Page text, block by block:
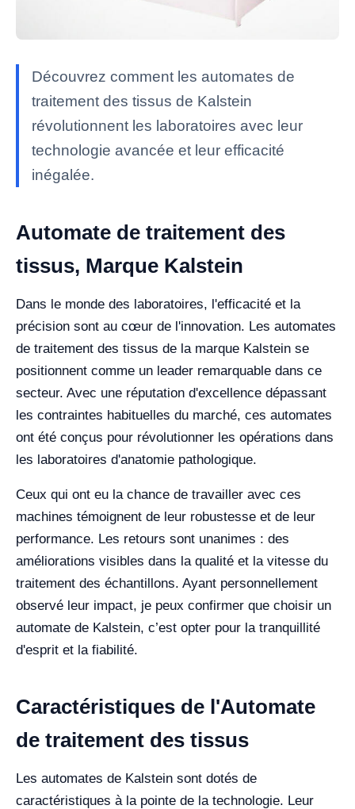
Découvrez comment les automates de
traitement des tissus de Kalstein
révolutionnent les laboratoires avec leur
technologie avancée et leur efficacité
inégalée.
Automate de traitement des
tissus, Marque Kalstein
Dans le monde des laboratoires, l'efficacité et la
précision sont au cœur de l'innovation. Les automates
de traitement des tissus de la marque Kalstein se
positionnent comme un leader remarquable dans ce
secteur. Avec une réputation d'excellence dépassant
les contraintes habituelles du marché, ces automates
ont été conçus pour révolutionner les opérations dans
les laboratoires d'anatomie pathologique.
Ceux qui ont eu la chance de travailler avec ces
machines témoignent de leur robustesse et de leur
performance. Les retours sont unanimes : des
améliorations visibles dans la qualité et la vitesse du
traitement des échantillons. Ayant personnellement
observé leur impact, je peux confirmer que choisir un
automate de Kalstein, c’est opter pour la tranquillité
d'esprit et la fiabilité.
Caractéristiques de l'Automate
de traitement des tissus
Les automates de Kalstein sont dotés de
caractéristiques à la pointe de la technologie. Leur